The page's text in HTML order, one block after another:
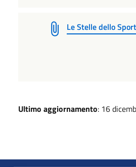
Le Stelle dello
Ultimo aggiornamento: 16